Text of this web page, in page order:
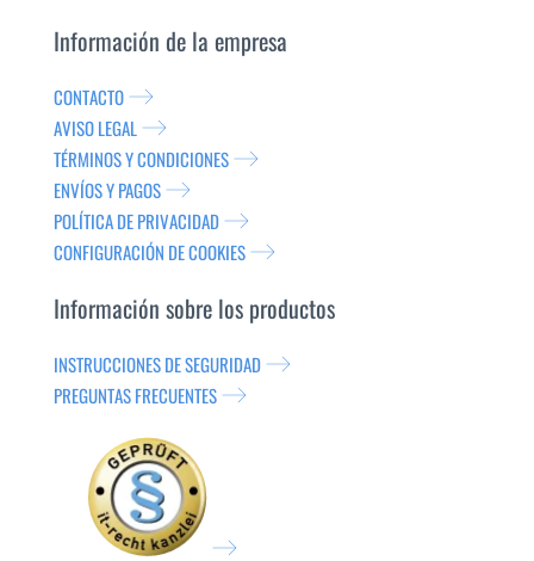
Información de la empresa
CONTACTO
AVISO LEGAL
TÉRMINOS Y CONDICIONES
ENVÍOS Y PAGOS
POLÍTICA DE PRIVACIDAD
CONFIGURACIÓN DE COOKIES
Información sobre los productos
INSTRUCCIONES DE SEGURIDAD
PREGUNTAS FRECUENTES